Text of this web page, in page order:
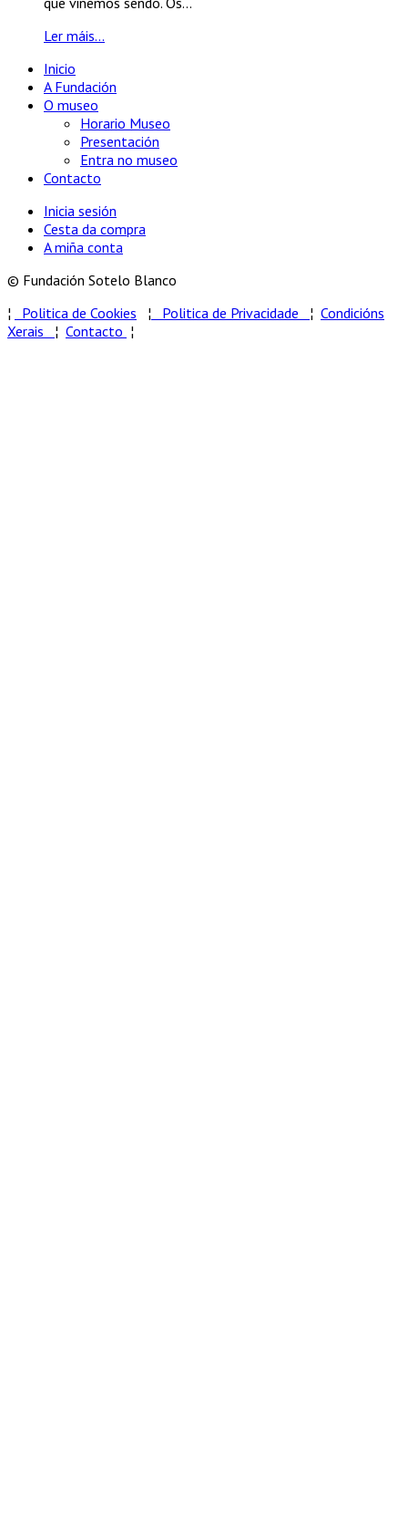
Ler máis...
Inicio
A Fundación
O museo
Horario Museo
Presentación
Entra no museo
Contacto
Inicia sesión
Cesta da compra
A miña conta
© Fundación Sotelo Blanco
¦
Politica de Cookies ¦ Politica de Privacidade ¦ Condicións
Xerais
¦ Contacto ¦